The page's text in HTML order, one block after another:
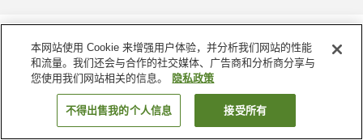
搜索客房
本网站使用 Cookie 来增强用户体验，并分析我们网站的性能
和流量。我们还会与合作的社交媒体、广告商和分析商分享与
您使用我们网站相关的信息。
隐私政策
不得出售我的个人信息 接受所有